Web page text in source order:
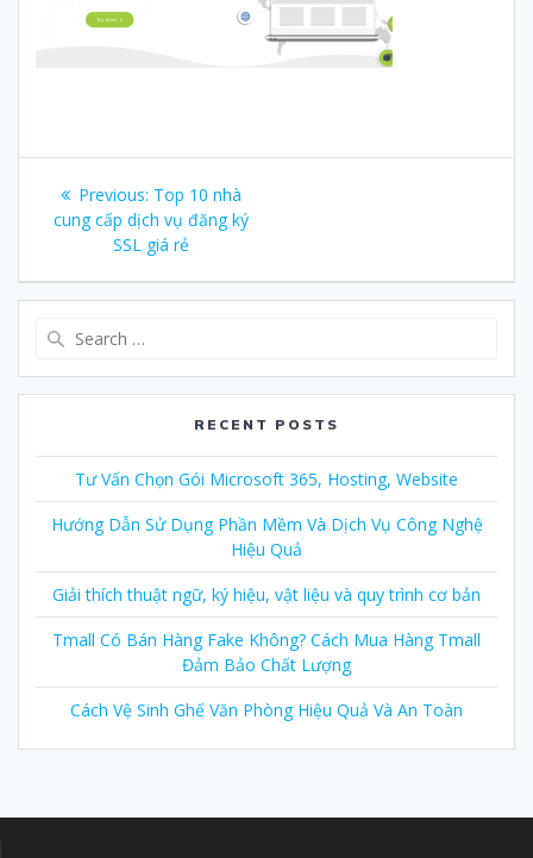
Post
navigation
Previous: Previous
post:
Top 10 nhà
cung cấp dịch vụ đăng ký
SSL giá rẻ
RECENT POSTS
Tư Vấn Chọn Gói Microsoft 365, Hosting, Website
Hướng Dẫn Sử Dụng Phần Mềm Và Dịch Vụ Công Nghệ
Hiệu Quả
Giải thích thuật ngữ, ký hiệu, vật liệu và quy trình cơ bản
Tmall Có Bán Hàng Fake Không? Cách Mua Hàng Tmall
Đảm Bảo Chất Lượng
Cách Vệ Sinh Ghế Văn Phòng Hiệu Quả Và An Toàn